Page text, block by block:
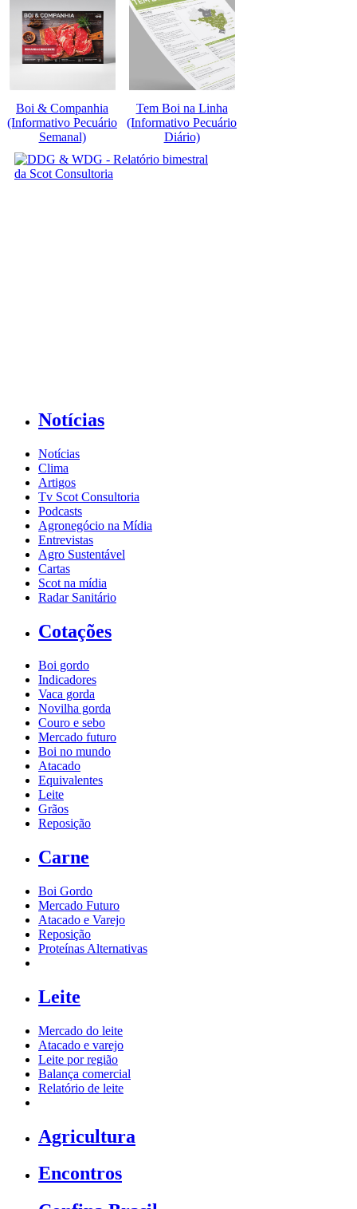
Boi & Companhia
(Informativo Pecuário
Semanal)
Tem Boi na Linha
(Informativo Pecuário
Diário)
Notícias
Notícias
Clima
Artigos
Tv Scot Consultoria
Podcasts
Agronegócio na Mídia
Entrevistas
Agro Sustentável
Cartas
Scot na mídia
Radar Sanitário
Cotações
Boi gordo
Indicadores
Vaca gorda
Novilha gorda
Couro e sebo
Mercado futuro
Boi no mundo
Atacado
Equivalentes
Leite
Grãos
Reposição
Carne
Boi Gordo
Mercado Futuro
Atacado e Varejo
Reposição
Proteínas Alternativas
Leite
Mercado do leite
Atacado e varejo
Leite por região
Balança comercial
Relatório de leite
Agricultura
Encontros